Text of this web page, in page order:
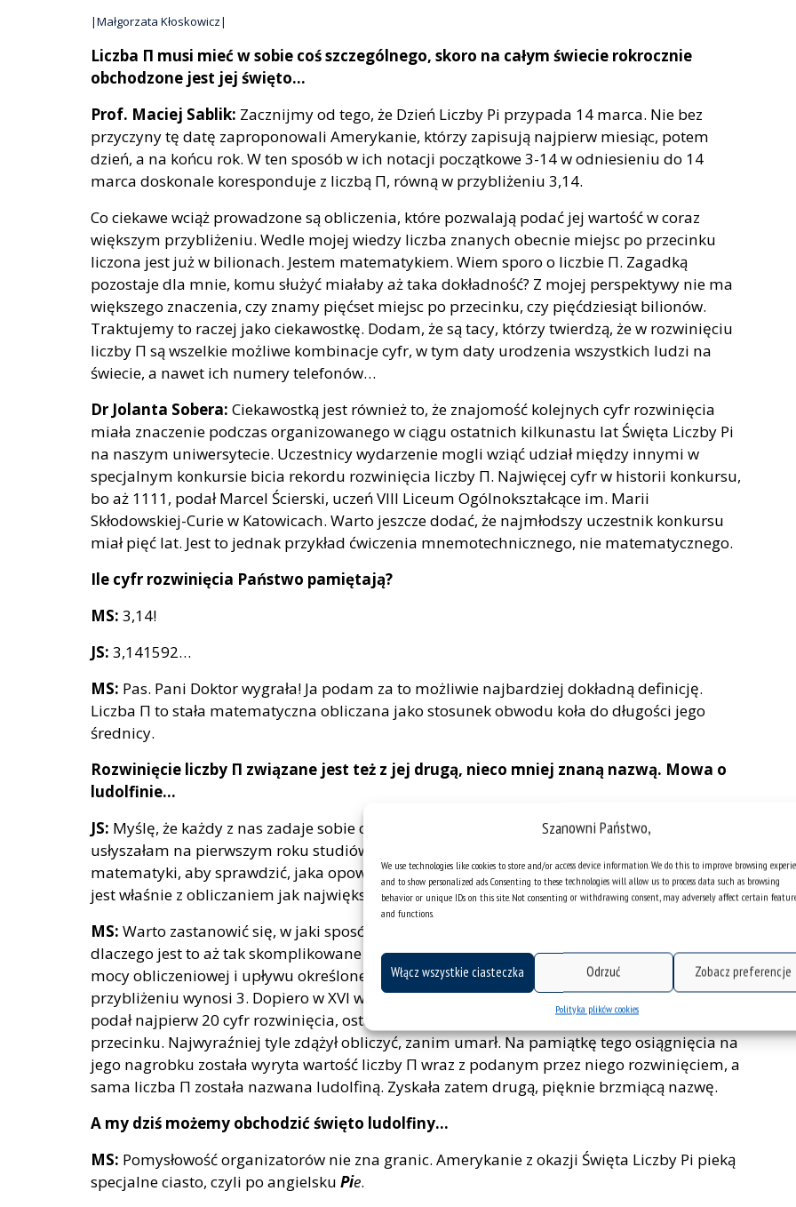
Szanowni Państwo,
We use technologies like cookies to store and/or access device information. We do this to improve browsing
and to show personalized ads. Consenting to these technologies will allow us to process data such as browsing
behavior or unique IDs on this site. Not consenting or withdrawing consent, may adversely affect certain
and functions.
Włącz wszystkie ciasteczka Odrzuć Zobacz preferencje
Polityka plików cookies
|Małgorzata Kłoskowicz|
Liczba Π musi mieć w sobie coś szczególnego, skoro na całym świecie rokrocznie
obchodzone jest jej święto…
Prof. Maciej Sablik: Zacznijmy od tego, że Dzień Liczby Pi przypada 14 marca. Nie bez
przyczyny tę datę zaproponowali Amerykanie, którzy zapisują najpierw miesiąc, potem
dzień, a na końcu rok. W ten sposób w ich notacji początkowe 3-14 w odniesieniu do 14
marca doskonale koresponduje z liczbą Π, równą w przybliżeniu 3,14.
Co ciekawe wciąż prowadzone są obliczenia, które pozwalają podać jej wartość w coraz
większym przybliżeniu. Wedle mojej wiedzy liczba znanych obecnie miejsc po przecinku
liczona jest już w bilionach. Jestem matematykiem. Wiem sporo o liczbie Π. Zagadką
pozostaje dla mnie, komu służyć miałaby aż taka dokładność? Z mojej perspektywy nie ma
większego znaczenia, czy znamy pięćset miejsc po przecinku, czy pięćdziesiąt bilionów.
Traktujemy to raczej jako ciekawostkę. Dodam, że są tacy, którzy twierdzą, że w rozwinięciu
liczby Π są wszelkie możliwe kombinacje cyfr, w tym daty urodzenia wszystkich ludzi na
świecie, a nawet ich numery telefonów…
Dr Jolanta Sobera: Ciekawostką jest również to, że znajomość kolejnych cyfr rozwinięcia
miała znaczenie podczas organizowanego w ciągu ostatnich kilkunastu lat Święta Liczby Pi
na naszym uniwersytecie. Uczestnicy wydarzenie mogli wziąć udział między innymi w
specjalnym konkursie bicia rekordu rozwinięcia liczby Π. Najwięcej cyfr w historii konkursu,
bo aż 1111, podał Marcel Ścierski, uczeń VIII Liceum Ogólnokształcące im. Marii
Skłodowskiej-Curie w Katowicach. Warto jeszcze dodać, że najmłodszy uczestnik konkursu
miał pięć lat. Jest to jednak przykład ćwiczenia mnemotechnicznego, nie matematycznego.
Ile cyfr rozwinięcia Państwo pamiętają?
MS: 3,14!
JS: 3,141592…
MS: Pas. Pani Doktor wygrała! Ja podam za to możliwie najbardziej dokładną definicję.
Liczba Π to stała matematyczna obliczana jako stosunek obwodu koła do długości jego
średnicy.
Rozwinięcie liczby Π związane jest też z jej drugą, nieco mniej znaną nazwą. Mowa o
ludolfinie…
JS: Myślę, że każdy z nas zadaje sobie czasem pytanie, skąd biorą się takie określenia. Gdy
usłyszałam na pierwszym roku studiów o drugiej nazwie liczby Π, sięgnęłam do historii
matematyki, aby sprawdzić, jaka opowieść się za tym kryje. Okazało się, że nazwa związana
jest właśnie z obliczaniem jak największej liczby cyfr rozwinięcia Π.
MS: Warto zastanowić się, w jaki sposób wyznaczane są kolejne miejsca po przecinku i
dlaczego jest to aż tak skomplikowane zadanie, wymagające użycia komputerów o dużej
mocy obliczeniowej i upływu określonego czasu. Już w starożytności wiedziano, że liczba Π w
przybliżeniu wynosi 3. Dopiero w XVI wieku holenderski matematyk Ludolph van Ceulen
podał najpierw 20 cyfr rozwinięcia, ostatecznie rozszerzając swój wynik do 35 miejsc po
przecinku. Najwyraźniej tyle zdążył obliczyć, zanim umarł. Na pamiątkę tego osiągnięcia na
jego nagrobku została wyryta wartość liczby Π wraz z podanym przez niego rozwinięciem, a
sama liczba Π została nazwana ludolfiną. Zyskała zatem drugą, pięknie brzmiącą nazwę.
A my dziś możemy obchodzić święto ludolfiny…
MS: Pomysłowość organizatorów nie zna granic. Amerykanie z okazji Święta Liczby Pi pieką
specjalne ciasto, czyli po angielsku Pie.